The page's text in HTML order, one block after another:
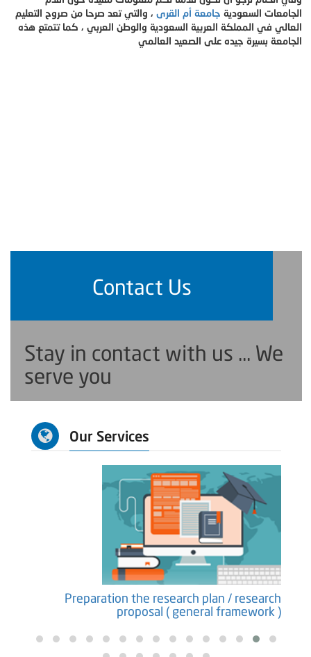
الجامعات السعودية جامعة أم القرى ، والتي تعد صرحا من صروح التعليم
العالي في المملكة العربية السعودية والوطن العربي ، كما تتمتع هذه
الجامعة بسيرة جيده على الصعيد العالمي
Contact Us
Stay in contact with us ... We
serve you
Our Services
Preparation the research plan / research
proposal ( general framework )